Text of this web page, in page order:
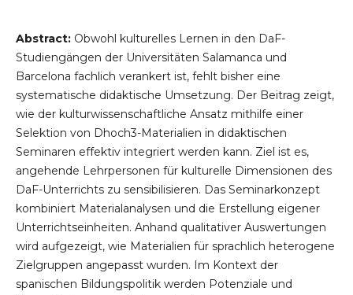
Abstract: Obwohl kulturelles Lernen in den DaF-
Studiengängen der Universitäten Salamanca und
Barcelona fachlich verankert ist, fehlt bisher eine
systematische didaktische Umsetzung. Der Beitrag zeigt,
wie der kulturwissenschaftliche Ansatz mithilfe einer
Selektion von Dhoch3-Materialien in didaktischen
Seminaren effektiv integriert werden kann. Ziel ist es,
angehende Lehrpersonen für kulturelle Dimensionen des
DaF-Unterrichts zu sensibilisieren. Das Seminarkonzept
kombiniert Materialanalysen und die Erstellung eigener
Unterrichtseinheiten. Anhand qualitativer Auswertungen
wird aufgezeigt, wie Materialien für sprachlich heterogene
Zielgruppen angepasst wurden. Im Kontext der
spanischen Bildungspolitik werden Potenziale und